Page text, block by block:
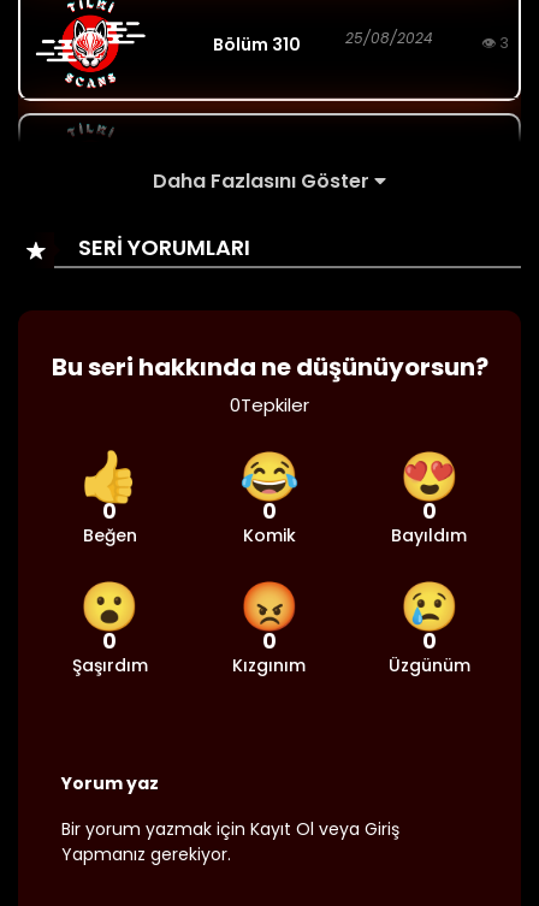
Bölüm 310 25/08/2024 👁 3
Bölüm 309
Bölüm 307
Bölüm 306 25/08/2024
Bölüm 305 25/08/2024
Daha Fazlasını Göster
SERİ YORUMLARI
Bu seri hakkında ne düşünüyorsun?
0Tepkiler
👍
0
Beğen
😂
0
Komik
😍
0
Bayıldım
😮
0
Şaşırdım
😡
0
Kızgınım
😢
0
Üzgünüm
Yorum yaz
Bir yorum yazmak için Kayıt Ol veya Giriş
Yapmanız gerekiyor.